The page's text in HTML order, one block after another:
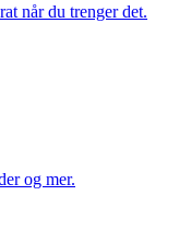
når du trenger det.
og mer.